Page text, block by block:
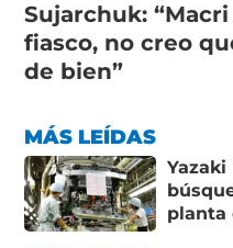
Sujarchuk:
fiasco, no creo
de bien”
MÁS LEÍDAS
planta